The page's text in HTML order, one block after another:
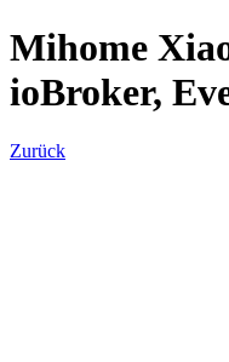
Mihome
ioBroker,
Zurück